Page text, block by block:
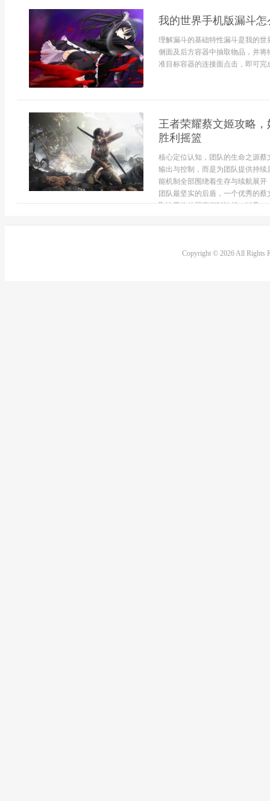
我的世界手机版漏斗
理解漏斗的基础特性漏斗是我的
侧面及后方容器中抽取物品，并
准目标容器的连接面点击，即可
王者荣耀蔡文姬攻略
胜利摇篮
核心定位认知，团队的生命之源
输出与控制，而是为团队提供持
能机制全部围绕着生存与续航展
团队最坚实的后盾，一个优秀的
取决于你的琴声何时响起，以及...
Copyright © 2026 All Rights